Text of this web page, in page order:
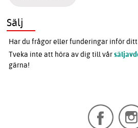
Sälj
Har du frågor eller funderingar inför ditt
Tveka inte att höra av dig till vår
gärna!